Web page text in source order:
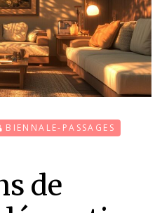
BIENNALE-PASSAGES
de